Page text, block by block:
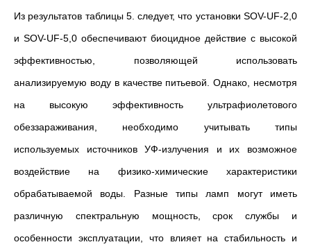
Из результатов таблицы 5. следует, что установки SOV-UF-2,0
и SOV-UF-5,0 обеспечивают биоцидное действие с высокой
эффективностью, позволяющей использовать
анализируемую воду в качестве питьевой. Однако, несмотря
на высокую эффективность ультрафиолетового
обеззараживания, необходимо учитывать типы
используемых источников УФ-излучения и их возможное
воздействие на физико-химические характеристики
обрабатываемой воды. Разные типы ламп могут иметь
различную спектральную мощность, срок службы и
особенности эксплуатации, что влияет на стабильность и